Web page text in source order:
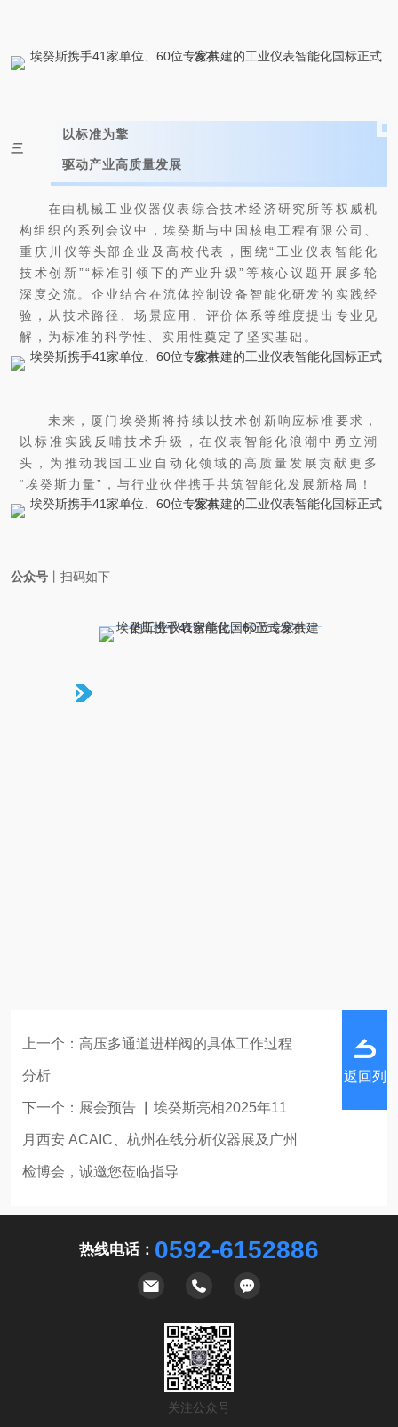
三
以标准为擎
驱动产业高质量发展
在由机械工业仪器仪表综合技术经济研究所等权威机
构组织的系列会议中，埃癸斯与中国核电工程有限公司、
重庆川仪等头部企业及高校代表，围绕“工业仪表智能化
技术创新”“标准引领下的产业升级”等核心议题开展多轮
深度交流。企业结合在流体控制设备智能化研发的实践经
验，从技术路径、场景应用、评价体系等维度提出专业见
解，为标准的科学性、实用性奠定了坚实基础。
未来，厦门埃癸斯将持续以技术创新响应标准要求，
以标准实践反哺技术升级，在仪表智能化浪潮中勇立潮
头，为推动我国工业自动化领域的高质量发展贡献更多
“埃癸斯力量”，与行业伙伴携手共筑智能化发展新格局！
公众号 扫码如下
上一个： 高压多通道进样阀的具体工作过程
分析
下一个： 展会预告 ▏埃癸斯亮相2025年11
月西安 ACAIC、杭州在线分析仪器展及广州
检博会，诚邀您莅临指导
返回列
热线电话： 0592-6152886
关注公众号